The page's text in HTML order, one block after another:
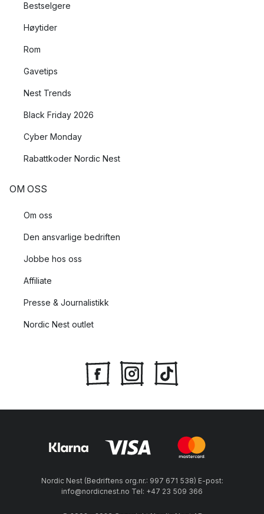
Bestselgere
Høytider
Rom
Gavetips
Nest Trends
Black Friday 2026
Cyber Monday
Rabattkoder Nordic Nest
OM OSS
Om oss
Den ansvarlige bedriften
Jobbe hos oss
Affiliate
Presse & Journalistikk
Nordic Nest outlet
Nordic Nest (Bedriftens org.nr.: 997 671 538) E-post:
info@nordicnest.no Tel: +47 23 509 366